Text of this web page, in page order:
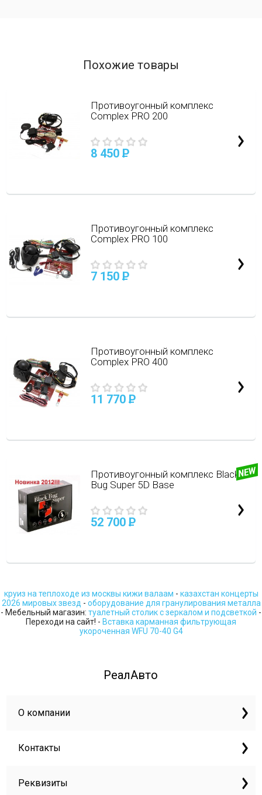
Похожие товары
Противоугонный комплекс
Complex PRO 200
8 450 P
Противоугонный комплекс
Complex PRO 100
7 150 P
Противоугонный комплекс
Complex PRO 400
11 770 P
Противоугонный комплекс Black
Bug Super 5D Base
52 700 P
круиз на теплоходе из москвы кижи валаам - казахстан концерты
2026 мировых звезд - оборудование для гранулирования металла
- Мебельный магазин: туалетный столик с зеркалом и подсветкой -
Переходи на сайт! - Вставка карманная фильтрующая
укороченная WFU 70-40 G4
РеалАвто
О компании
Контакты
Реквизиты